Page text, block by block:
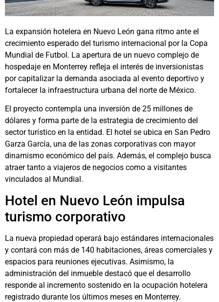
La expansión hotelera en Nuevo León gana ritmo ante el
crecimiento esperado del turismo internacional por la Copa
Mundial de Futbol. La apertura de un nuevo complejo de
hospedaje en Monterrey refleja el interés de inversionistas
por capitalizar la demanda asociada al evento deportivo y
fortalecer la infraestructura urbana del norte de México.
El proyecto contempla una inversión de 25 millones de
dólares y forma parte de la estrategia de crecimiento del
sector turístico en la entidad. El hotel se ubica en San Pedro
Garza García, una de las zonas corporativas con mayor
dinamismo económico del país. Además, el complejo busca
atraer tanto a viajeros de negocios como a visitantes
vinculados al Mundial.
Hotel en Nuevo León impulsa
turismo corporativo
La nueva propiedad operará bajo estándares internacionales
y contará con más de 140 habitaciones, áreas comerciales y
espacios para reuniones ejecutivas. Asimismo, la
administración del inmueble destacó que el desarrollo
responde al incremento sostenido en la ocupación hotelera
registrado durante los últimos meses en Monterrey.